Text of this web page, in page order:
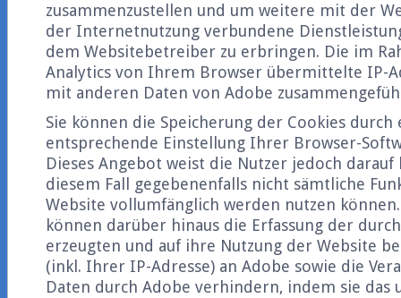
zusammenzustellen und um weitere mit der
der Internetnutzung verbundene
dem Websitebetreiber zu erbringen. Die im
Analytics von Ihrem Browser übermittelte IP-
mit anderen Daten von Adobe
Sie können die Speicherung der Cookies durch
entsprechende Einstellung Ihrer Browser-
Dieses Angebot weist die Nutzer jedoch darauf
diesem Fall gegebenenfalls nicht sämtliche
Website vollumfänglich werden nutzen
können darüber hinaus die Erfassung der
erzeugten und auf ihre Nutzung der Website
(inkl. Ihrer IP-Adresse) an Adobe sowie die
Daten durch Adobe verhindern, indem sie das